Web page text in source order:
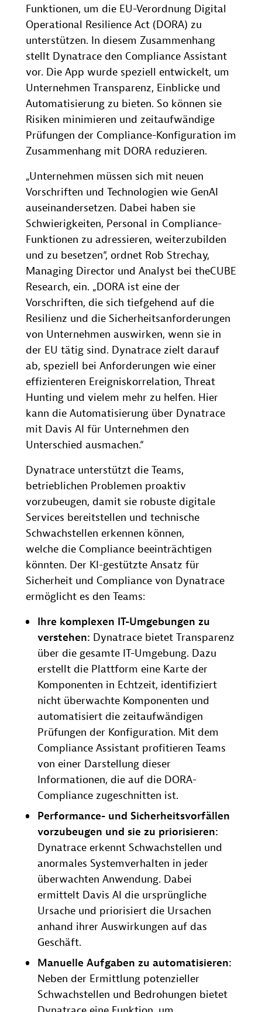
Funktionen, um die EU-Verordnung Digital
Operational Resilience Act (DORA) zu
unterstützen. In diesem Zusammenhang
stellt Dynatrace den Compliance Assistant
vor. Die App wurde speziell entwickelt, um
Unternehmen Transparenz, Einblicke und
Automatisierung zu bieten. So können sie
Risiken minimieren und zeitaufwändige
Prüfungen der Compliance-Konfiguration im
Zusammenhang mit DORA reduzieren.
„Unternehmen müssen sich mit neuen
Vorschriften und Technologien wie GenAI
auseinandersetzen. Dabei haben sie
Schwierigkeiten, Personal in Compliance-
Funktionen zu adressieren, weiterzubilden
und zu besetzen“, ordnet Rob Strechay,
Managing Director und Analyst bei theCUBE
Research, ein. „DORA ist eine der
Vorschriften, die sich tiefgehend auf die
Resilienz und die Sicherheitsanforderungen
von Unternehmen auswirken, wenn sie in
der EU tätig sind. Dynatrace zielt darauf
ab, speziell bei Anforderungen wie einer
effizienteren Ereigniskorrelation, Threat
Hunting und vielem mehr zu helfen. Hier
kann die Automatisierung über Dynatrace
mit Davis AI für Unternehmen den
Unterschied ausmachen.“
Dynatrace unterstützt die Teams,
betrieblichen Problemen proaktiv
vorzubeugen, damit sie robuste digitale
Services bereitstellen und technische
Schwachstellen erkennen können,
welche die Compliance beeinträchtigen
könnten. Der KI-gestützte Ansatz für
Sicherheit und Compliance von Dynatrace
ermöglicht es den Teams:
Ihre komplexen IT-Umgebungen zu
verstehen: Dynatrace bietet Transparenz
über die gesamte IT-Umgebung. Dazu
erstellt die Plattform eine Karte der
Komponenten in Echtzeit, identifiziert
nicht überwachte Komponenten und
automatisiert die zeitaufwändigen
Prüfungen der Konfiguration. Mit dem
Compliance Assistant profitieren Teams
von einer Darstellung dieser
Informationen, die auf die DORA-
Compliance zugeschnitten ist.
Performance- und Sicherheitsvorfällen
vorzubeugen und sie zu priorisieren:
Dynatrace erkennt Schwachstellen und
anormales Systemverhalten in jeder
überwachten Anwendung. Dabei
ermittelt Davis AI die ursprüngliche
Ursache und priorisiert die Ursachen
anhand ihrer Auswirkungen auf das
Geschäft.
Manuelle Aufgaben zu automatisieren:
Neben der Ermittlung potenzieller
Schwachstellen und Bedrohungen bietet